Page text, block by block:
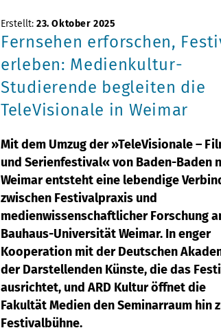
Erstellt: 23. Oktober 2025
Fernsehen erforschen,
erleben: Medienkultur-
Studierende begleiten die
TeleVisionale in Weimar
Mit dem Umzug der »TeleVisionale –
und Serienfestival« von Baden-Baden
Weimar entsteht eine lebendige
zwischen Festivalpraxis und
medienwissenschaftlicher Forschung
Bauhaus-Universität Weimar. In enger
Kooperation mit der Deutschen
der Darstellenden Künste, die das
ausrichtet, und ARD Kultur öffnet die
Fakultät Medien den Seminarraum hin
Festivalbühne.